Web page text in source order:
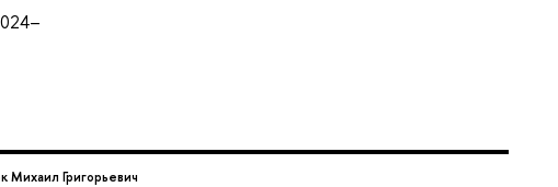
Михаил Григорьевич